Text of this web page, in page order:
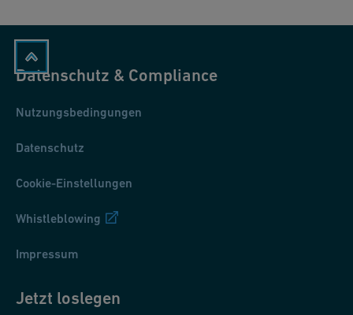
Datenschutz & Compliance
Nutzungsbedingungen
Datenschutz
Cookie-Einstellungen
Whistleblowing
Impressum
Jetzt loslegen